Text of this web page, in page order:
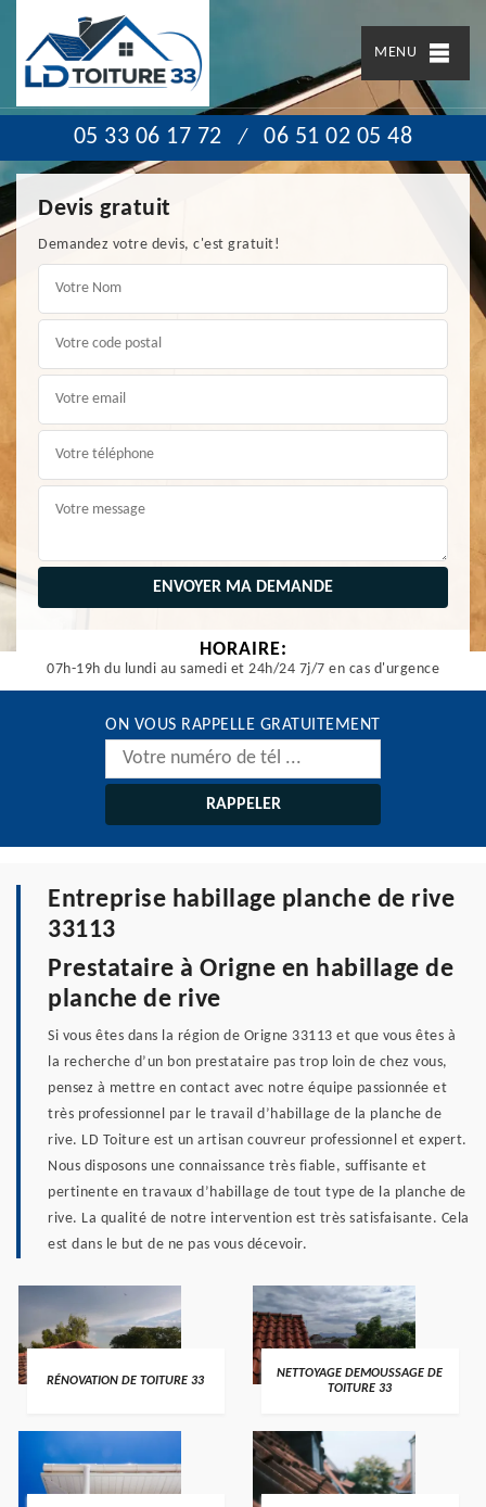
MENU
05 33 06 17 72 / 06 51 02 05 48
Devis gratuit
Demandez votre devis, c'est gratuit!
HORAIRE:
07h-19h du lundi au samedi et 24h/24 7j/7 en cas d'urgence
ON VOUS RAPPELLE GRATUITEMENT
Entreprise habillage planche de rive
33113
Prestataire à Origne en habillage de
planche de rive
Si vous êtes dans la région de Origne 33113 et que vous êtes à
la recherche d’un bon prestataire pas trop loin de chez vous,
pensez à mettre en contact avec notre équipe passionnée et
très professionnel par le travail d’habillage de la planche de
rive. LD Toiture est un artisan couvreur professionnel et expert.
Nous disposons une connaissance très fiable, suffisante et
pertinente en travaux d’habillage de tout type de la planche de
rive. La qualité de notre intervention est très satisfaisante. Cela
est dans le but de ne pas vous décevoir.
RÉNOVATION DE TOITURE 33
NETTOYAGE DEMOUSSAGE DE
TOITURE 33